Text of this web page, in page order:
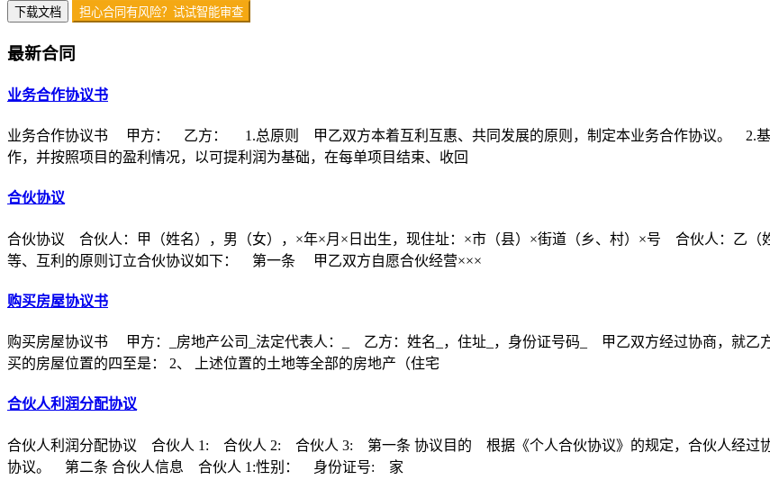
下载文档 担心合同有风险？试试智能审查
最新合同
业务合作协议书
业务合作协议书 甲方： 乙方： 1.总原则 甲乙双方本着互利互惠、共同发展的原则，制定本业务合作协议。 2.基
作，并按照项目的盈利情况，以可提利润为基础，在每单项目结束、收回
合伙协议
合伙协议 合伙人：甲（姓名），男（女），×年×月×日出生，现住址：×市（县）×街道（乡、村）×号 合伙人：乙
等、互利的原则订立合伙协议如下： 第一条 甲乙双方自愿合伙经营×××
购买房屋协议书
购买房屋协议书 甲方：_房地产公司_法定代表人：_ 乙方：姓名_，住址_，身份证号码_ 甲乙双方经过协商，就乙
买的房屋位置的四至是： 2、 上述位置的土地等全部的房地产（住宅
合伙人利润分配协议
合伙人利润分配协议 合伙人 1: 合伙人 2: 合伙人 3: 第一条 协议目的 根据《个人合伙协议》的规定，合伙人经过
协议。 第二条 合伙人信息 合伙人 1:性别： 身份证号: 家